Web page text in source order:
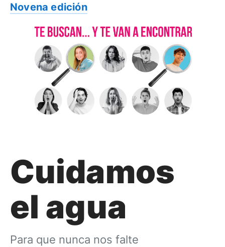
Novena edición
Cuidamos
el agua
Para que nunca nos falte